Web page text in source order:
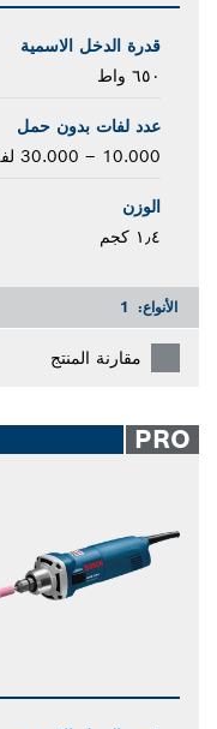
قدرة الدخل الاسمية
٦٥٠ واط
عدد لفات بدون حمل
10.000 – 30.000 لفة في الدقيقة
الوزن
١٫٤ كجم
الأنواع: 1
مقارنة المنتج
PRO